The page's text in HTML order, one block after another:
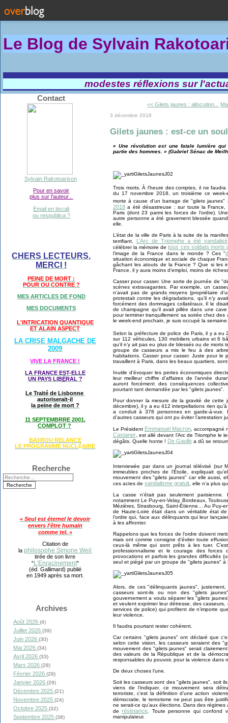
Le Blog de Sylvain Rakotoa
modestes réflexions sur
Contact
Sylvain Rakotoarison
Pour en savoir
plus sur l'auteur...
Email en tiscali
ou respublica ?
CHERS LECTEURS,
MERCI !
PEINE DE MORT :
POUR OU CONTRE ?
MES ARTICLES DE FOND
MES DOCUMENTS
L'INTRICATION QUANTIQUE
ET ALAIN ASPECT
LA CRISE MALGACHE DE
2009
VIVE LA FRANCE !
LA FRANCE EST-ELLE
UN PAYS LIBÉRAL ?
Le Traité de Lisbonne
autoriserait-il
la peine de mort ?
11 SEPTEMBRRE 2001,
COMPLOT ?
BAYROU RELANCE
LE PROGRAMME NUCLÉAIRE
Recherche
« Seul est éternel le devoir
envers l'être humain
comme tel. »
Citation de
laphilosophe Simone Weil
tirée de son livre
"L'Enracinement"
(éd. Gallimard) publié
en 1949 après sa mort.
Archives
Août 2026 (4)
Juillet 2026 (39)
Juin 2026 (30)
Mai 2026 (34)
Avril 2026 (33)
Mars 2026 (28)
Février 2026 (29)
Janvier 2026 (29)
Décembre 2025 (21)
Novembre 2025 (24)
Octobre 2025 (32)
Septembre 2025 (38)
<< Gilets jaunes : allocution...
3 décembre 2018
Gilets jaunes : est-ce un
« Une révolution est une fatale lumière
partie des hommes. » (Gabriel Sénac de
Trois morts. À l’heure des comptes, il ne
du 17 novembre 2018, un troisième ce
morte à cause d’un barrage de "gilets
2018 a été désastreuse : sur toute la
Paris (dont 23 parmi les forces de l’ordre).
autre personne a été gravement blessée
elle.
L’état de la ville de Paris à la suite de la
terrifiant. L’Arc de Triomphe a été vandalisé
célébrer la mémoire detous ces soldats morts
l’image de la France dans le monde ? Ces "
situation économique et sociale de chaque
gâchant les atouts de la France ? Que si les
France, il y aura moins d’emploi, moins de
Casser pour casser. Une sorte de journée de
scènes extravagantes. Par exemple, un
n’avait pas de grands moyens (propriétaire
protestait contre les dégradations, qu’il n’y
forcément des dommages collatéraux. Il le
de champagne qu’il avait pillée dans une
pour terminer tranquillement sa soirée chez
le week-end prochain, je suis occupé la
Selon la préfecture de police de Paris, il y a eu
sur 112 véhicules, 130 mobiliers urbains et 6
qu’il n’y ait pas eu plus de blessés ou de
groupe de casseurs a mis le feu à des
habitations. Casser pour casser. Juste pour
travaillent à Paris, dans les beaux quartiers,
Inutile d’évoquer les pertes économiques
leur meilleur chiffre d’affaires de l’année
auront forcément des conséquences
pourtant tant demandée par les "gilets jaunes".
Pour donner la mesure de la gravité de cette
décembre), il y a eu 412 interpellations rien
a conduit à 378 personnes en garde-à-vue.
d’autres casseurs qui ont pu éviter l’arrestation
Le Président Emmanuel Macron , accompagné
Castaner , est allé devant l’Arc de Triomphe le
dégâts. Quelle honte ! De Gaulle a dû se
Interviewée par dans un journal télévisé (sur
immeubles proches de l’Étoile, expliquait
mouvement des "gilets jaunes" car elle aussi,
ces actes de vandalisme gratuit , elle n’a plus
La casse n’était pas seulement
notamment Le Puy-en-Velay, Bordeaux,
Mézières, Strasbourg, Saint-Étienne… Au Puy-
de Haute-Loire était dans un véritable état
l’ordre qui, face aux délinquants qui leur
à les affronter.
Rappelons que les forces de l’ordre doivent
mais ont comme consigne d’éviter toute
ceux-là même qui sont prêts à les tuer.
professionnalisme et le courage des forces
provocations et parfois les grandes difficultés
seul et piégé par un groupe de "gilets jaunes" à
Alors, de ces "délinquants jaunes",
casseurs sont-ils ou non des "gilets
gouvernement a voulu séparer les "gilets
et veulent exprimer leur détresse, des
services de police) qui profitent de n’importe
leur violence.
Il faudra pourtant rester cohérent.
Car certains "gilets jaunes" ont déclaré que
selon cette vision, les casseurs seraient des
mouvement des "gilets jaunes" serait
des valeurs de la République et de la
responsables du pouvoir, pour la violence dans
De deux choses l’une.
Soit les casseurs sont des "gilets jaunes", soit
viens de l’indiquer, ce mouvement sera
terroriste, c’est la définition d’une action
démocratie, le terrorisme ne peut pas être
ne serait-ce qu’aux élections. Dans des
derésistance . Toute personne qui confond
manipulateur.